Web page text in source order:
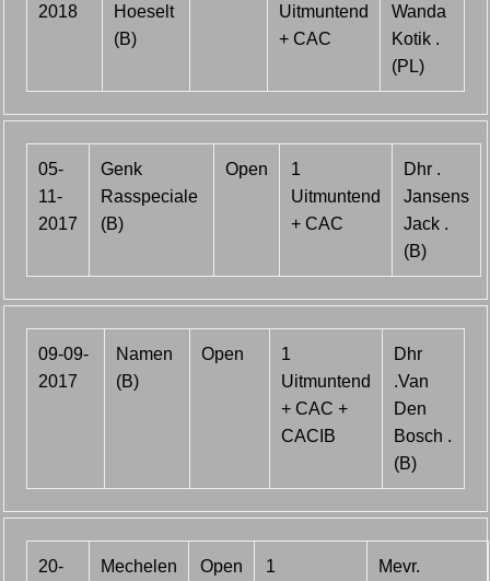
2018
Hoeselt
(B)
Uitmuntend
+ CAC
Wanda
Kotik .
(PL)
05-
11-
2017
Genk
Rasspeciale
(B)
Open
1
Uitmuntend
+ CAC
Dhr .
Jansens
Jack .
(B)
09-09-
2017
Namen
(B)
Open
1
Uitmuntend
+ CAC +
CACIB
Dhr
.Van
Den
Bosch .
(B)
20- Mechelen Open 1 Mevr.